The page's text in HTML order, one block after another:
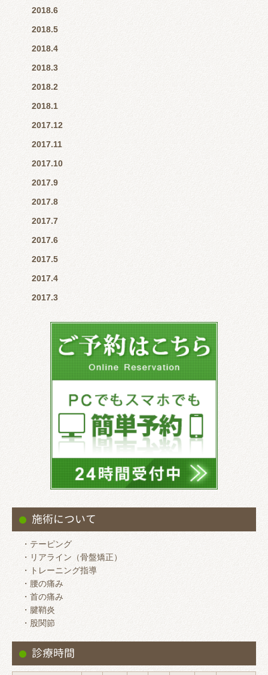
2018.6
2018.5
2018.4
2018.3
2018.2
2018.1
2017.12
2017.11
2017.10
2017.9
2017.8
2017.7
2017.6
2017.5
2017.4
2017.3
施術について
・テーピング
・リアライン（骨盤矯正）
・トレーニング指導
・腰の痛み
・首の痛み
・腱鞘炎
・股関節
診療時間